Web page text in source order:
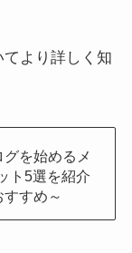
より詳しく知
グを始めるメ
ト5選を紹介
すめ～